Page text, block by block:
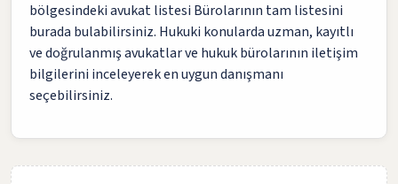
bölgesindeki avukat listesi Bürolarının tam listesini
burada bulabilirsiniz. Hukuki konularda uzman, kayıtlı
ve doğrulanmış avukatlar ve hukuk bürolarının iletişim
bilgilerini inceleyerek en uygun danışmanı
seçebilirsiniz.